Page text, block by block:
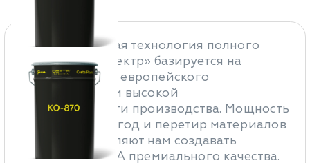
Запатентованная технология полного
цикла НПП «Спектр» базируется на
использовании европейского
оборудования и высокой
технологичности производства. Мощность
в 10 000 тонн в год и перетир материалов
до 5 мкм позволяют нам создавать
покрытия CERTA премиального качества.